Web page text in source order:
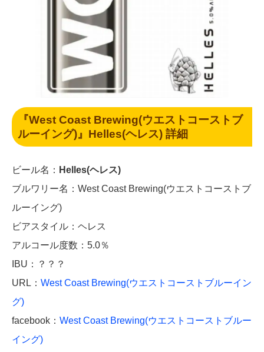
『West Coast Brewing(ウエストコーストブ
ルーイング)』Helles(ヘレス) 詳細
ビール名： Helles(ヘレス)
ブルワリー名：West Coast Brewing(ウエストコーストブ
ルーイング)
ビアスタイル：ヘレス
アルコール度数：5.0％
IBU：？？？
URL： West Coast Brewing(ウエストコーストブルーイン
グ)
facebook： West Coast Brewing(ウエストコーストブルー
イング)